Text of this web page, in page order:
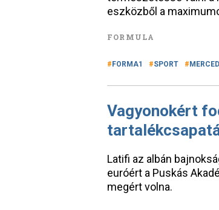
eszközből a
FORMULA
FORMA1 SPORT
Vagyonokért
Latifi az albán
euróért a Puskás
megért volna.